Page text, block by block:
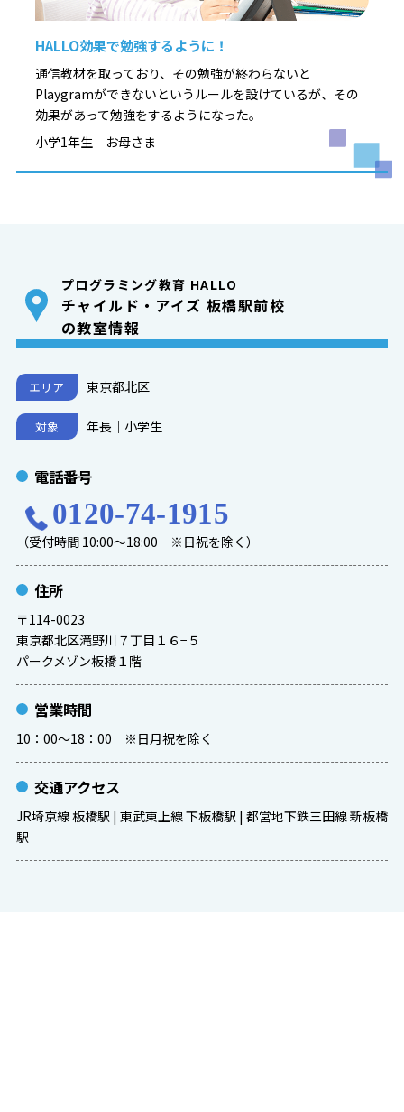
HALLO効果で勉強するように！
通信教材を取っており、その勉強が終わらないと
Playgramができないというルールを設けているが、その
効果があって勉強をするようになった。
小学1年生 お母さま
プログラミング教育 HALLO
チャイルド・アイズ 板橋駅前校
の教室情報
エリア 東京都北区
対象 年長｜小学生
電話番号
0120-74-1915
（受付時間 10:00～18:00 ※日祝を除く）
住所
〒114-0023
東京都北区滝野川７丁目１６−５
パークメゾン板橋１階
営業時間
10：00～18：00 ※日月祝を除く
交通アクセス
JR埼京線 板橋駅 | 東武東上線 下板橋駅 | 都営地下鉄三田線 新板橋
駅